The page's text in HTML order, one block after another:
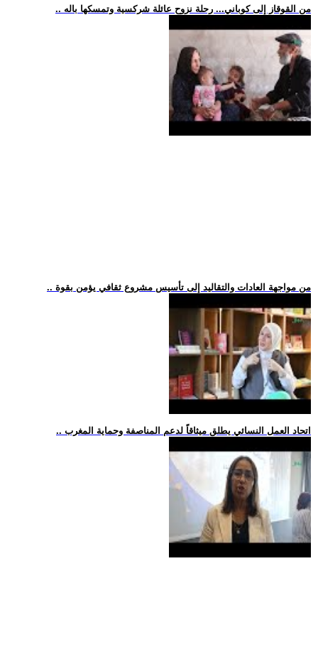
.. من القوقاز إلى كوباني... رحلة نزوح عائلة شركسية وتمسكها باله
.. من مواجهة العادات والتقاليد إلى تأسيس مشروع ثقافي يؤمن بقوة
.. اتحاد العمل النسائي يطلق ميثاقاً لدعم المناصفة وحماية المغرب